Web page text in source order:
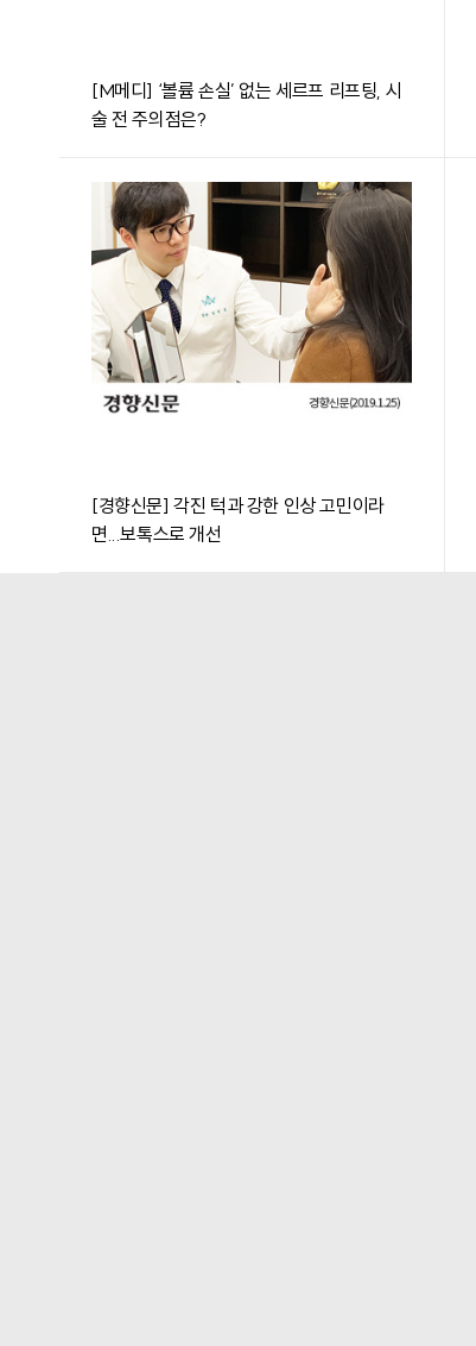
[M메디] ‘볼륨 손실’ 없는 세르프 리프팅, 시
술 전 주의점은?
[경향신문] 각진 턱과 강한 인상 고민이라
면...보톡스로 개선